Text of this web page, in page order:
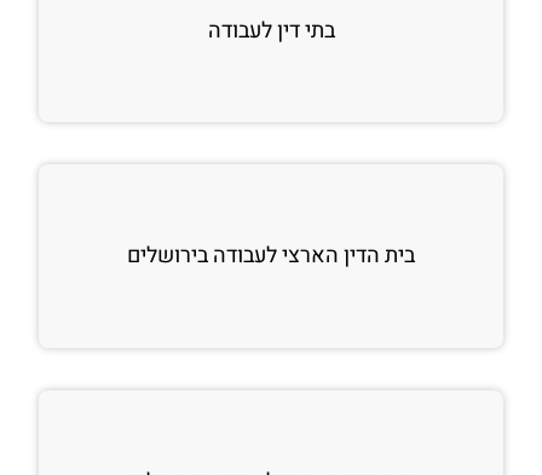
בתי דין לעבודה
בית הדין הארצי לעבודה בירושלים